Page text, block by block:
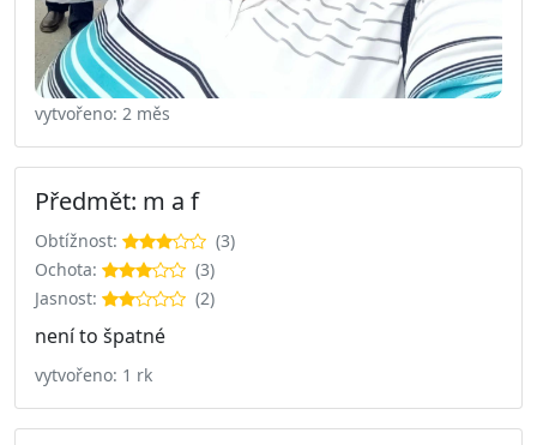
vytvořeno: 2 měs
Předmět: m a f
Obtížnost:
(3)
Ochota:
(3)
Jasnost:
(2)
není to špatné
vytvořeno: 1 rk